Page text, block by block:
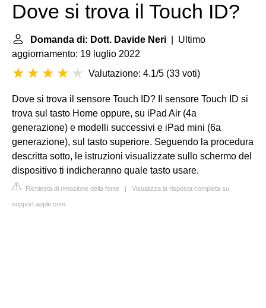
Dove si trova il Touch ID?
Domanda di: Dott. Davide Neri | Ultimo
aggiornamento: 19 luglio 2022
Valutazione: 4.1/5 (33 voti)
Dove si trova il sensore Touch ID? Il sensore Touch ID si
trova sul tasto Home oppure, su iPad Air (4a
generazione) e modelli successivi e iPad mini (6a
generazione), sul tasto superiore. Seguendo la procedura
descritta sotto, le istruzioni visualizzate sullo schermo del
dispositivo ti indicheranno quale tasto usare.
Richiesta di rimozione della fonte | Visualizza la risposta completa su
support.apple.com